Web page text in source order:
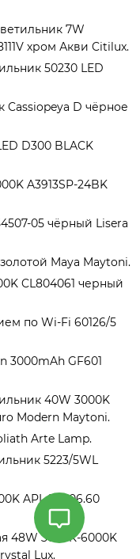
7W
хром Акви Citilux.
50230 LED
D чёрное
D300 BLACK
A3913SP-24BK
05 чёрный Lisera
Maya Maytoni.
CL804061 черный
по Wi-Fi 60126/5
3000mAh GF601
40W 3000K
Modern Maytoni.
Arte Lamp.
5223/5WL
APL.857.06.60
48W 3000K-6000K
Lux.